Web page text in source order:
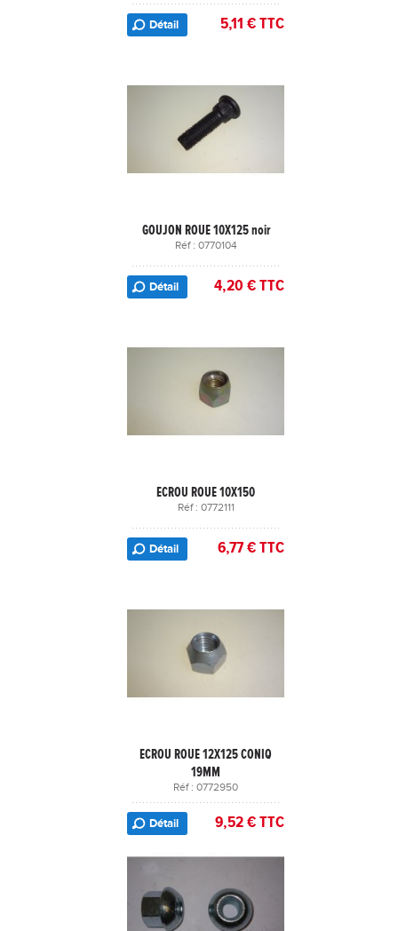
Détail 5,11 € TTC
GOUJON ROUE 10X125 noir
Réf : 0770104
Détail 4,20 € TTC
ECROU ROUE 10X150
Réf : 0772111
Détail 6,77 € TTC
ECROU ROUE 12X125 CONIQ
19MM
Réf : 0772950
Détail 9,52 € TTC